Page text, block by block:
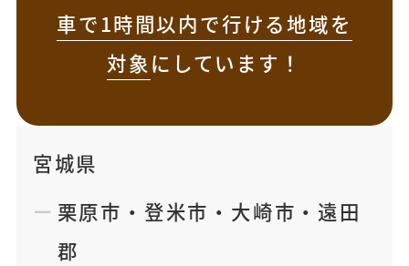
車で1時間以内で行ける地域を
対象にしています！
宮城県
栗原市 ・ 登米市 ・ 大崎市 ・ 遠田
郡